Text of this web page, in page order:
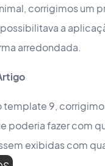
corrigimos um
a
arredondada.
template 9,
poderia fazer com
exibidas com